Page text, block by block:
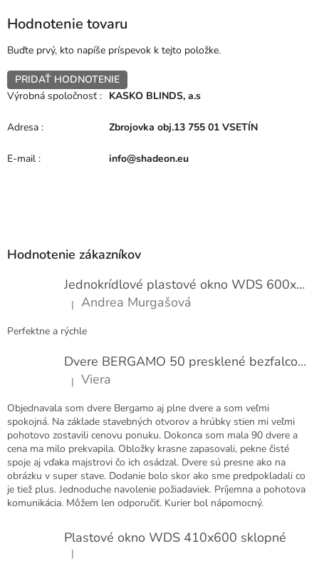
Hodnotenie tovaru
Buďte prvý, kto napíše príspevok k tejto položke.
PRIDAŤ HODNOTENIE
Výrobná spoločnosť : KASKO BLINDS, a.s
Adresa : Zbrojovka obj.13 755 01 VSETÍN
E-mail : info@shadeon.eu
Hodnotenie zákazníkov
Jednokrídlové plastové okno WDS 600x1000
Hodnotenie produktu je 5 z 5 hviezdičiek.
| Andrea Murgašová
Perfektne a rýchle
Dvere BERGAMO 50 presklené bezfalcové EXTRA
Hodnotenie produktu je 5 z 5 hviezdičiek.
| Viera
Objednavala som dvere Bergamo aj plne dvere a som veľmi
spokojná. Na základe stavebných otvorov a hrúbky stien mi veľmi
pohotovo zostavili cenovu ponuku. Dokonca som mala 90 dvere a
cena ma milo prekvapila. Obložky krasne zapasovali, pekne čisté
spoje aj vďaka majstrovi čo ich osádzal. Dvere sú presne ako na
obrázku v super stave. Dodanie bolo skor ako sme predpokladali co
je tiež plus. Jednoduche navolenie požiadaviek. Príjemna a pohotova
komunikácia. Môžem len odporučiť. Kurier bol nápomocný.
Plastové okno WDS 410x600 sklopné
Hodnotenie produktu je 5 z 5 hviezdičiek.
|